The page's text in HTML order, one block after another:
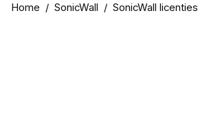
Home / SonicWall / SonicWall licenties